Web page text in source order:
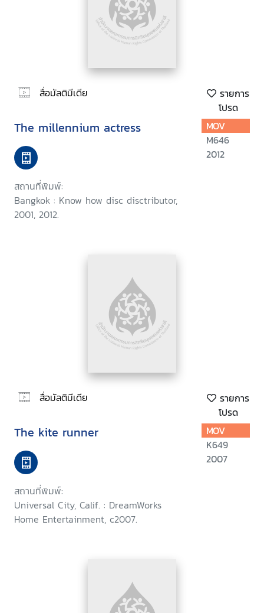
สื่อมัลติมีเดีย
รายการ
โปรด
The millennium actress
สถานที่พิมพ์:
Bangkok : Know how disc disctributor,
2001, 2012.
MOV
M646
2012
สื่อมัลติมีเดีย
รายการ
โปรด
The kite runner
สถานที่พิมพ์:
Universal City, Calif. : DreamWorks
Home Entertainment, c2007.
MOV
K649
2007